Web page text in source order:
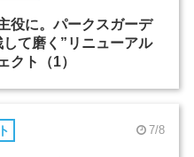
役に。パークスガーデ
して磨く”リニューアル
クト（1）
7/8